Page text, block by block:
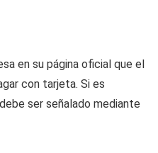
en su página oficial que el
con tarjeta. Si es
ser señalado mediante